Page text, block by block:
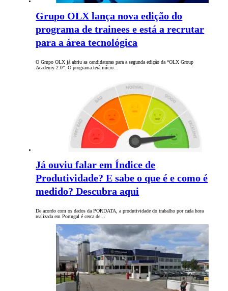
Grupo OLX lança nova edição do
programa de trainees e está a recrutar
para a área tecnológica
O Grupo OLX já abriu as candidaturas para a segunda edição da “OLX Group
Academy 2.0”. O programa terá início…
Já ouviu falar em Índice de
Produtividade? E sabe o que é e como é
medido? Descubra aqui
De acordo com os dados da PORDATA, a produtividade do trabalho por cada hora
realizada em Portugal é cerca de…